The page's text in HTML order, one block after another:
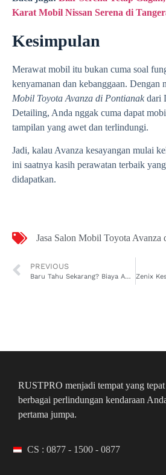
Karat Mobil Nissan Serena di
Kesimpulan
Merawat mobil itu bukan cuma soal
kenyamanan dan kebanggaan. Dengan
Mobil Toyota Avanza di Pontianak dari
Detailing, Anda nggak cuma dapat
tampilan yang awet dan terlindungi.
Jadi, kalau Avanza kesayangan mulai
ini saatnya kasih perawatan terbaik
didapatkan.
Jasa Salon Mobil Toyota Avanza
PREVIOUS
Baru Tahu Sekarang? Biaya Anti Karat Mobil Wuling Air EV di Makassar Ini Wajib Dicek
RUSTPRO menjadi tempat yang
berbagai perlindungan kendaraan
pertama jumpa.
CS : 0877 - 1500 - 0877